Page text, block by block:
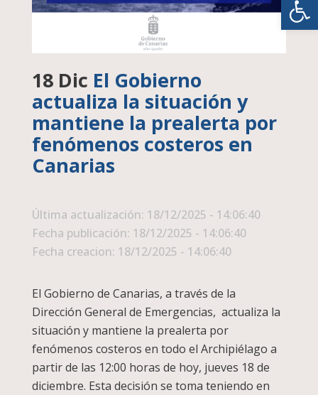
18 Dic El Gobierno
actualiza la situación y
mantiene la prealerta por
fenómenos costeros en
Canarias
Última actualización: 18/12/2025 - 14:06:40
Fecha publicación: 18/12/2025 - 14:06:40
Fecha creacion: 18/12/2025 - 14:06:40
El Gobierno de Canarias, a través de la
Dirección General de Emergencias, actualiza la
situación y mantiene la prealerta por
fenómenos costeros en todo el Archipiélago a
partir de las 12:00 horas de hoy, jueves 18 de
diciembre. Esta decisión se toma teniendo en